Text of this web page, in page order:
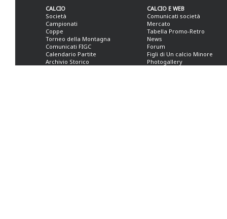
CALCIO
Società
Campionati
Coppe
Torneo della Montagna
Comunicati FIGC
Calendario Partite
Archivio Storico
CALCIO E WEB
Comunicati società
Mercato
Tabella Promo-Retro
News
Forum
Figli di Un calcio Minore
Photogallery